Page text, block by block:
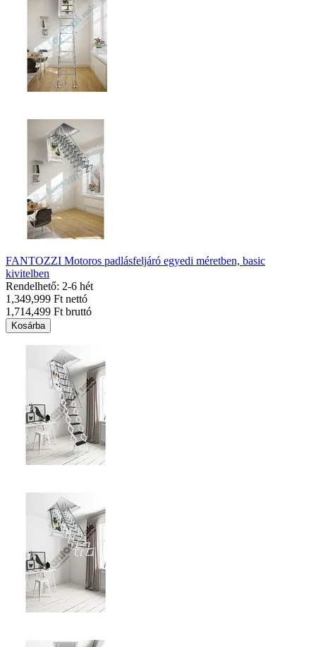
FANTOZZI Motoros padlásfeljáró egyedi méretben, basic
kivitelben
Rendelhető: 2-6 hét
1,349,999 Ft nettó
1,714,499 Ft bruttó
Kosárba